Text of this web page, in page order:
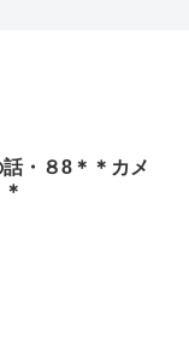
・８8＊＊カメ